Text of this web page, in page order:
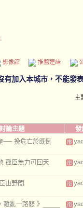
影像館 推薦連結
主
討論主題 發
── 挽危亡於既倒
孤臣無力可回天
山野間
離亂一路悲 》_____